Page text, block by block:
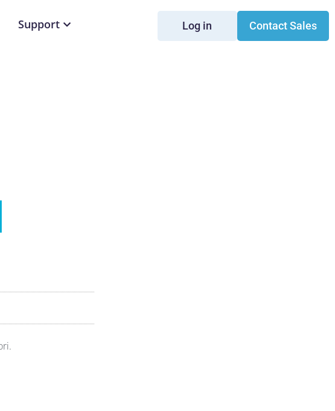
Support Log in Contact Sales